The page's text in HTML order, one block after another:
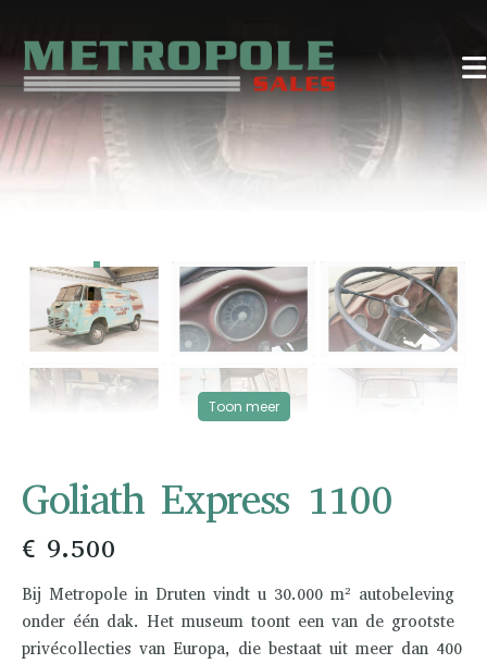
Toon meer
Goliath Express 1100
€ 9.500
Bij Metropole in Druten vindt u 30.000 m² autobeleving
onder één dak. Het museum toont een van de grootste
privécollecties van Europa, die bestaat uit meer dan 400